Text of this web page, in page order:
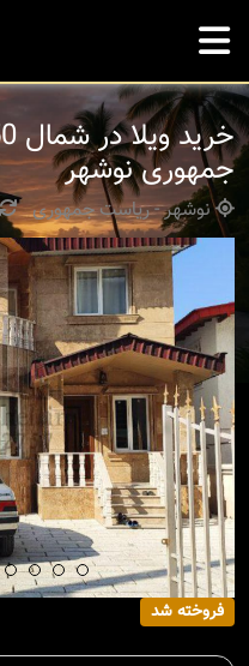
جمهوری نوشهر
نوشهر - ریاست جمهوری
فروخته شد